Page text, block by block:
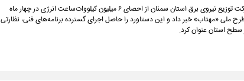
رئیس هیئت‌مدیره و مدیرعامل شرکت توزیع نیروی برق استان سمنان از احصای ۶ میلیون کیلووات‌ساعت انرژی در چهار ماه
اجرای طرح ملی «مهتاب» خبر داد و این دستاورد را حاصل اجرای گسترده برنامه‌های فنی، نظارتی
استان عنوان کرد.